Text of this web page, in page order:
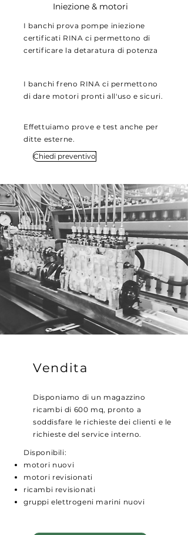
Iniezione & motori
I banchi prova pompe iniezione
certificati RINA ci permettono di
certificare la detaratura di potenza
I banchi freno RINA ci permettono
di dare motori pronti all'uso e sicuri.
Effettuiamo prove e test anche per
ditte esterne.
Chiedi preventivo
Vendita
Disponiamo di un magazzino
ricambi di 600 mq, pronto a
soddisfare le richieste dei clienti e le
richieste del service interno.
Disponibili:
motori nuovi
motori revisionati
ricambi revisionati
gruppi elettrogeni marini nuovi